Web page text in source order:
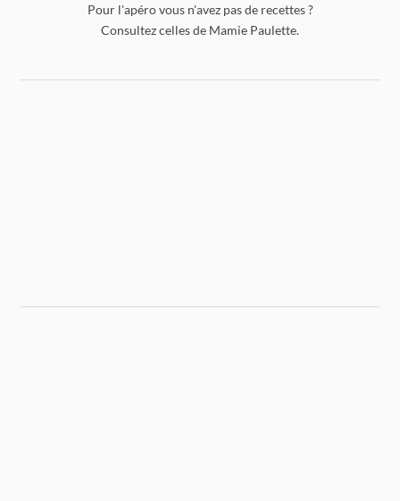
Pour l'apéro vous n'avez pas de recettes ?
Consultez celles de Mamie Paulette.